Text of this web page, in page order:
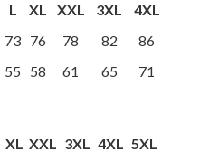
L XL XXL 3XL
4XL
73 76 78 82
86
55 58 61 65
71
XL XXL 3XL 4XL 5XL